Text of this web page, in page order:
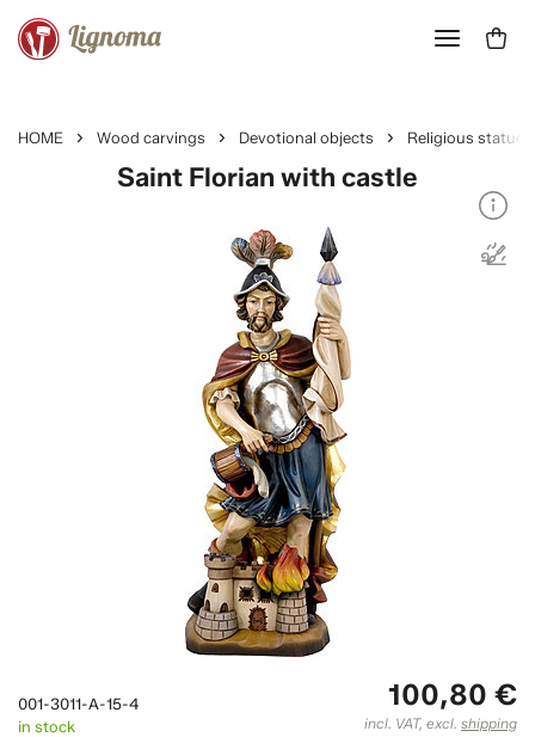
HOME Wood carvings Devotional objects Religious statues
Saint Florian with castle
100,80 €
incl. VAT, excl. shipping
001-3011-A-15-4
in stock